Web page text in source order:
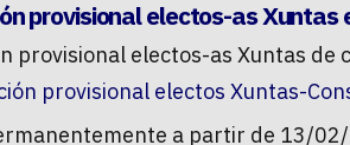
provisional electos-as Xuntas
provisional electos-as Xuntas
provisional electos Xuntas-
a partir de 13/